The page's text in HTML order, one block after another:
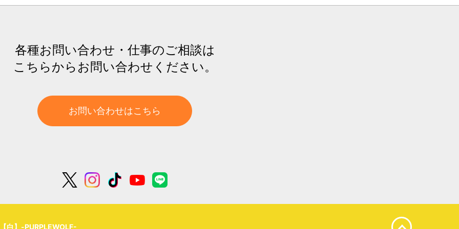
各種お問い合わせ・仕事のご相談は
こちらからお問い合わせください。
お問い合わせはこちら
白】-PURPLEWOLF-